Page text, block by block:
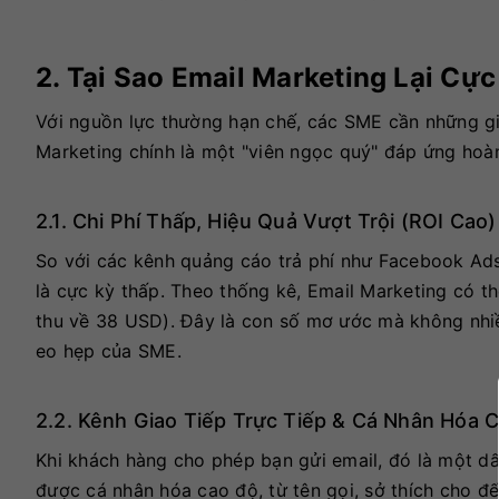
2. Tại Sao Email Marketing Lại
Với nguồn lực thường hạn chế, các SME cần những
Marketing chính là một "viên ngọc quý" đáp ứng
2.1. Chi Phí Thấp, Hiệu Quả Vượt Trội (ROI Cao)
So với các kênh quảng cáo trả phí như Facebook
là cực kỳ thấp. Theo thống kê, Email Marketing có
thu về 38 USD). Đây là con số mơ ước mà không
eo hẹp của SME.
2.2. Kênh Giao Tiếp Trực Tiếp & Cá Nhân Hóa
Khi khách hàng cho phép bạn gửi email, đó là một
được cá nhân hóa cao độ, từ tên gọi, sở thích cho